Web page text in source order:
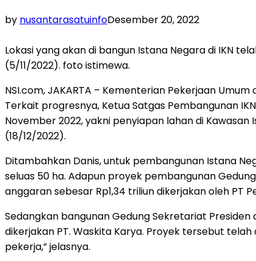
by nusantarasatuinfoDesember 20, 2022
Lokasi yang akan di bangun Istana Negara di IKN
(5/11/2022). foto istimewa.
NSI.com, JAKARTA – Kementerian Pekerjaan
Terkait progresnya, Ketua Satgas Pembangunan
November 2022, yakni penyiapan lahan di Kawasan
(18/12/2022).
Ditambahkan Danis, untuk pembangunan Istana
seluas 50 ha. Adapun proyek pembangunan
anggaran sebesar Rp1,34 triliun dikerjakan oleh PT
Sedangkan bangunan Gedung Sekretariat Presiden
dikerjakan PT. Waskita Karya. Proyek tersebut
pekerja,” jelasnya.